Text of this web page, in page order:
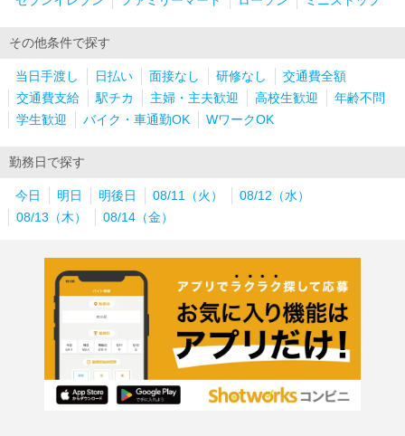
その他条件で探す
当日手渡し 日払い 面接なし 研修なし
交通費全額
交通費支給
駅チカ 主婦・主夫歓迎 高校生歓迎
年齢不問
学生歓迎
バイク・車通勤OK WワークOK
勤務日で探す
今日 明日 明後日 08/11（火）
08/12（水）
08/13（木）
08/14（金）